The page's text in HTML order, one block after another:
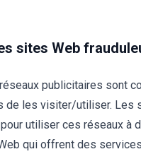
sites Web
publicitaires sont
de les visiter/utiliser. Les
utiliser ces réseaux à
qui offrent des